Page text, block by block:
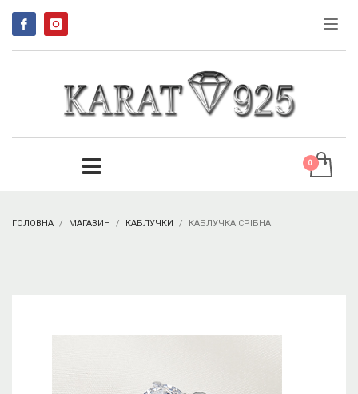
ГОЛОВНА МАГАЗИН КАБЛУЧКИ КАБЛУЧКА СРІБНА